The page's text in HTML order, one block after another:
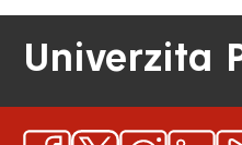
Univerzita